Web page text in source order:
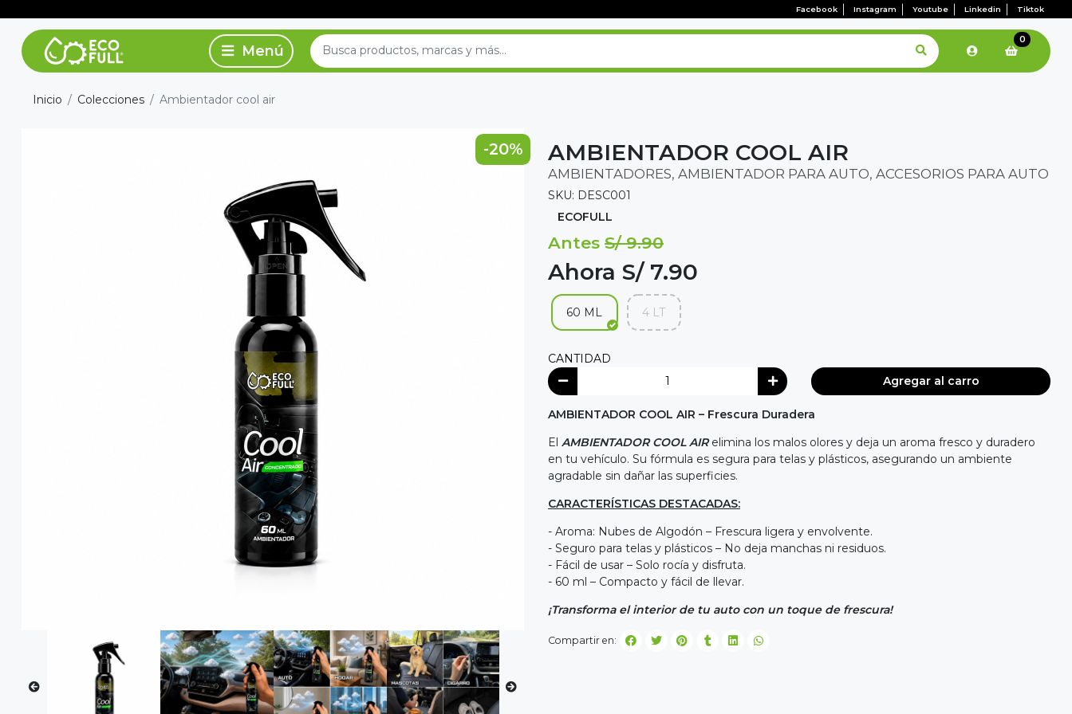
Facebook Instagram Youtube Linkedin Tiktok
0
Inicio Colecciones Ambientador cool air
-20% AMBIENTADOR COOL AIR
AMBIENTADORES, AMBIENTADOR PARA AUTO, ACCESORIOS PARA AUTO
SKU: DESC001
ECOFULL
Antes S/ 9.90
Ahora S/ 7.90
60 ML 4 LT
CANTIDAD
Agregar al carro
AMBIENTADOR COOL AIR – Frescura Duradera
El AMBIENTADOR COOL AIRelimina los malos olores y deja un aroma fresco y duradero
en tu vehículo. Su fórmula es segura para telas y plásticos, asegurando un ambiente
agradable sin dañar las superficies.
CARACTERÍSTICAS DESTACADAS:
- Aroma: Nubes de Algodón – Frescura ligera y envolvente.
- Seguro para telas y plásticos – No deja manchas ni residuos.
- Fácil de usar – Solo rocía y disfruta.
- 60 ml – Compacto y fácil de llevar.
¡Transforma el interior de tu auto con un toque de frescura!
Compartir en: